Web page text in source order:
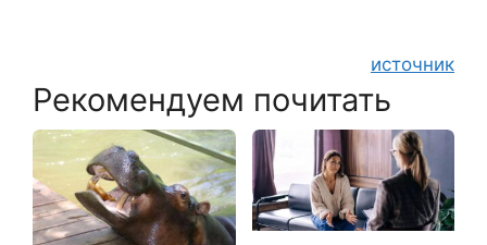
источник
Рекомендуем почитать